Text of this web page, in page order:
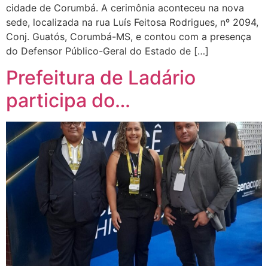
cidade de Corumbá. A cerimônia aconteceu na nova
sede, localizada na rua Luís Feitosa Rodrigues, nº 2094,
Conj. Guatós, Corumbá-MS, e contou com a presença
do Defensor Público-Geral do Estado de […]
Prefeitura de Ladário
participa do…